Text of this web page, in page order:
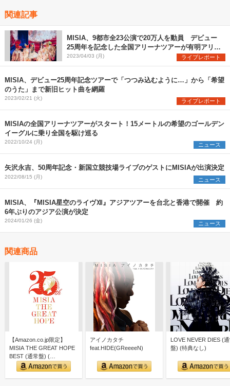
関連記事
MISIA、9都市全23公演で20万人を動員 デビュー
25周年を記念した全国アリーナツアーが有明アリー
ナで幕
2023/04/03 (月) ライブレポート
MISIA、デビュー25周年記念ツアーで「つつみ込むように…」から「希望
のうた」まで新旧ヒット曲を網羅
2023/02/21 (火) ライブレポート
MISIAの全国アリーナツアーがスタート！15メートルの希望のゴールデン
イーグルに乗り全国を駆け巡る
2022/10/24 (月) ニュース
矢沢永吉、50周年記念・新国立競技場ライブのゲストにMISIAが出演決定
2022/08/15 (月) ニュース
MISIA、『MISIA星空のライヴⅫ』アジアツアーを台北と香港で開催 約
6年ぶりのアジア公演が決定
2024/01/26 (金) ニュース
関連商品
【Amazon.co.jp限定】
MISIA THE GREAT HOPE
BEST (通常盤) (…
アイノカタチ
feat.HIDE(GReeeeN)
LOVE NEVER DIES (
盤) (特典なし)